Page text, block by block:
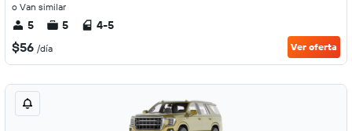
o Van similar
5 5 4-5
$56 /día Ver oferta